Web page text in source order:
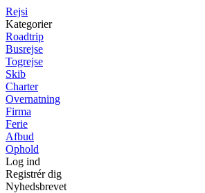
Rejsi
Kategorier
Roadtrip
Busrejse
Togrejse
Skib
Charter
Overnatning
Firma
Ferie
Afbud
Ophold
Log ind
Registrér dig
Nyhedsbrevet